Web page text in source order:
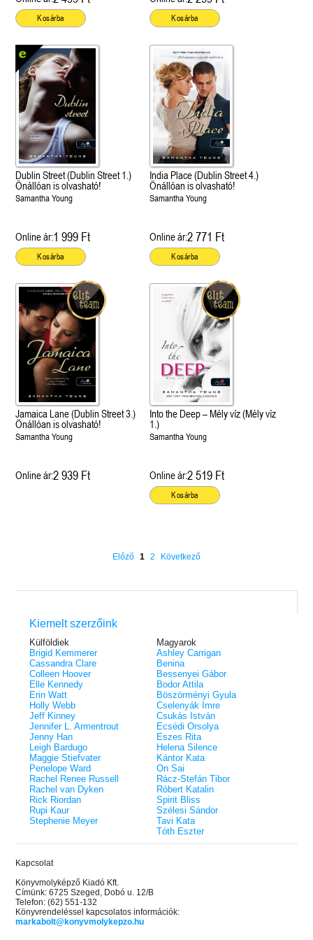
Kosárba Kosárba
Dublin Street (Dublin Street 1.)
Önállóan is olvasható!
Samantha Young
Online ár:1 999 Ft
Kosárba
India Place (Dublin Street 4.)
Önállóan is olvasható!
Samantha Young
Online ár:2 771 Ft
Kosárba
Jamaica Lane (Dublin Street 3.)
Önállóan is olvasható!
Samantha Young
Online ár:2 939 Ft
Into the Deep – Mély víz (Mély víz
1.)
Samantha Young
Online ár:2 519 Ft
Kosárba
Előző 1 2 Következő
Kiemelt szerzőink
Külföldiek
Brigid Kemmerer
Cassandra Clare
Colleen Hoover
Elle Kennedy
Erin Watt
Holly Webb
Jeff Kinney
Jennifer L. Armentrout
Jenny Han
Leigh Bardugo
Maggie Stiefvater
Penelope Ward
Rachel Renee Russell
Rachel van Dyken
Rick Riordan
Rupi Kaur
Stephenie Meyer
Magyarok
Ashley Carrigan
Benina
Bessenyei Gábor
Bodor Attila
Böszörményi Gyula
Cselenyák Imre
Csukás István
Ecsédi Orsolya
Eszes Rita
Helena Silence
Kántor Kata
On Sai
Rácz-Stefán Tibor
Róbert Katalin
Spirit Bliss
Szélesi Sándor
Tavi Kata
Tóth Eszter
Kapcsolat
Könyvmolyképző Kiadó Kft.
Címünk: 6725 Szeged, Dobó u. 12/B
Telefon: (62) 551-132
Könyvrendeléssel kapcsolatos információk:
markabolt@konyvmolykepzo.hu